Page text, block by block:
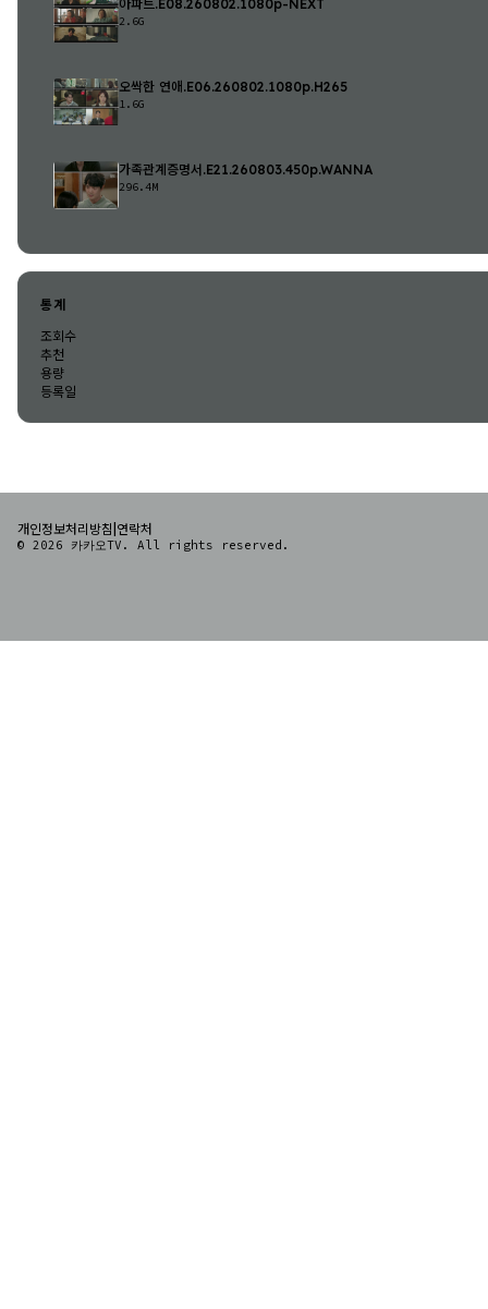
아파트.E08.260802.1080p-NEXT
2.6G
오싹한 연애.E06.260802.1080p.H265
1.6G
가족관계증명서.E21.260803.450p.WANNA
296.4M
통계
조회수
추천
용량
등록일
개인정보처리방침 연락처
© 2026 카카오TV. All rights reserved.